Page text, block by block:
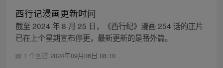
西行记漫画更新时间
截至 2024 年 8 月 25 日，《西行纪》漫画 254 话的正片
已在上个星期宣布停更，最新更新的是番外篇。
1 个回答 2024年09月06日 08:10